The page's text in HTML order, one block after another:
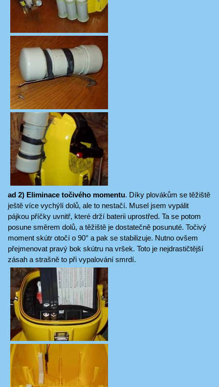
ad 2) Eliminace točivého momentu. Díky plovákům se těžiště
ještě více vychýlí dolů, ale to nestačí. Musel jsem vypálit
pájkou příčky uvnitř, které drží baterii uprostřed. Ta se potom
posune směrem dolů, a těžiště je dostatečně posunuté. Točivý
moment skútr otočí o 90° a pak se stabilizuje. Nutno ovšem
přejmenovat pravý bok skútru na vršek. Toto je nejdrastičtější
zásah a strašně to při vypalování smrdí.